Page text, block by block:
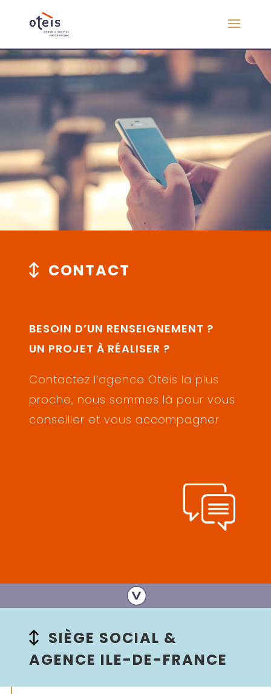
CONTACT
BESOIN D’UN RENSEIGNEMENT ?
UN PROJET À RÉALISER ?
Contactez l’agence Oteis la plus
proche, nous sommes là pour vous
conseiller et vous accompagner
SIÈGE SOCIAL &
AGENCE ILE-DE-FRANCE